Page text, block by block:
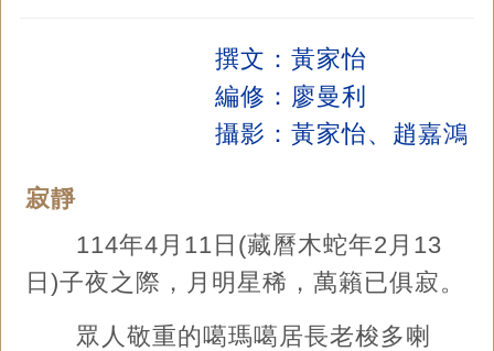
撰文：黃家怡
編修：廖曼利
攝影：黃家怡、趙嘉鴻
寂靜
114年4月11日(藏曆木蛇年2月13
日)子夜之際，月明星稀，萬籟已俱寂。
眾人敬重的噶瑪噶居長老梭多喇